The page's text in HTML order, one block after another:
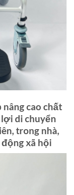
nâng cao chất
di chuyển
trong nhà,
xã hội